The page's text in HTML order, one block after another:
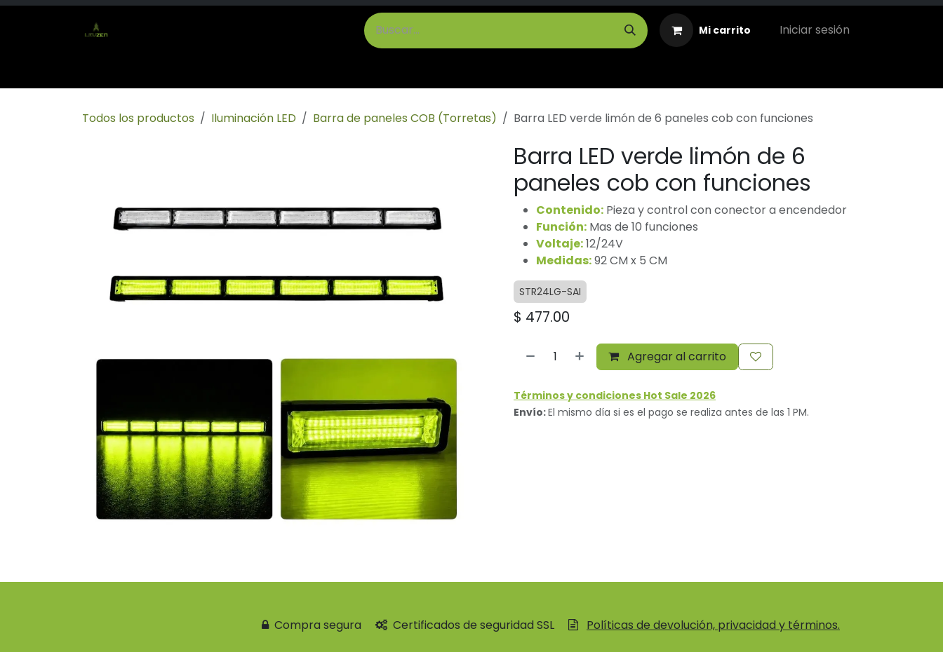
Ir al contenido
Mi carrito Iniciar sesión
Todos los productos Iluminación LED Barra de paneles COB (Torretas) Barra LED verde limón de 6 paneles cob con funciones
Barra LED verde limón de 6
paneles cob con funciones
Contenido: Pieza y control con conector a encendedor
Función: Mas de 10 funciones
Voltaje:12/24V
Medidas:92 CM x 5 CM
STR24LG-SAI
$ 477.00
Agregar al carrito
Términos y condiciones Hot Sale 2026
Envío:El mismo día si es el pago se realiza antes de las 1 PM.
Compra segura Certificados de seguridad SSL Políticas de devolución, privacidad y términos.